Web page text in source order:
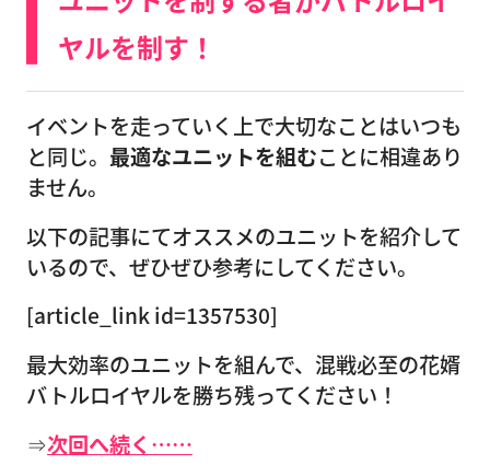
ヤルを制す！
イベントを走っていく上で大切なことはいつも
と同じ。 最適なユニットを組むことに相違あり
ません。
以下の記事にてオススメのユニットを紹介して
いるので、ぜひぜひ参考にしてください。
[article_link id=1357530]
最大効率のユニットを組んで、混戦必至の花婿
バトルロイヤルを勝ち残ってください！
⇒次回へ続く……